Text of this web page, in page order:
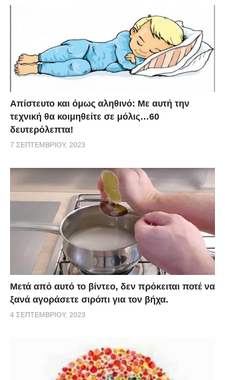
Απίστευτο και όμως αληθινό: Με αυτή την
τεχνική θα κοιμηθείτε σε μόλις…60
δευτερόλεπτα!
7 ΣΕΠΤΕΜΒΡΊΟΥ, 2023
Μετά από αυτό το βίντεο, δεν πρόκειται ποτέ να
ξανά αγοράσετε σιρόπι για τον βήχα.
4 ΣΕΠΤΕΜΒΡΊΟΥ, 2023